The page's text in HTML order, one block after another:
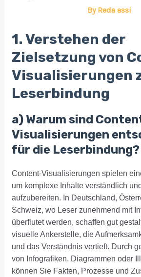
By Reda assi
1. Verstehen der
Zielsetzung von
Visualisierungen
Leserbindung
a) Warum sind
Visualisierungen
für die Leserbindung?
Content-Visualisierungen spielen
um komplexe Inhalte verständlich
aufzubereiten. In Deutschland,
Schweiz, wo Leser zunehmend mit
überflutet werden, schaffen gut
visuelle Ankerstelle, die
und das Verständnis vertieft. Durch
von Infografiken, Diagrammen oder
können Sie Fakten, Prozesse und